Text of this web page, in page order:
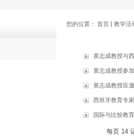
您的位置： 首页 教学活
黄志成教授与
黄志成教授参
黄志成教授应
西班牙教育专
国际与比较教
每页 14